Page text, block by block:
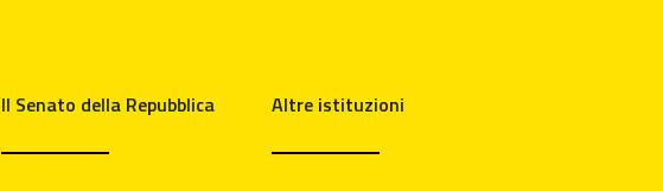
Il Senato della Repubblica Altre istituzioni